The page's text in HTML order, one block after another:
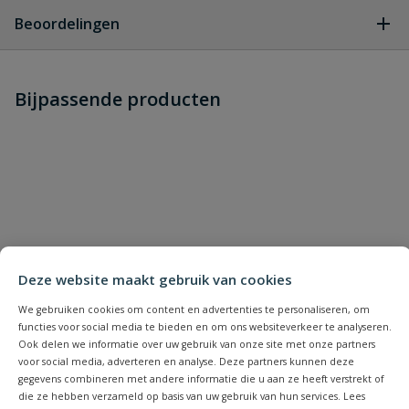
Deze website maakt gebruik van cookies
We gebruiken cookies om content en advertenties te personaliseren, om
functies voor social media te bieden en om ons websiteverkeer te analyseren.
Ook delen we informatie over uw gebruik van onze site met onze partners
voor social media, adverteren en analyse. Deze partners kunnen deze
gegevens combineren met andere informatie die u aan ze heeft verstrekt of
die ze hebben verzameld op basis van uw gebruik van hun services. Lees
dit product?
Beoordelingen
Schrijf zelf een beoordeling
Naam
Samenvatting
Bijpassende producten